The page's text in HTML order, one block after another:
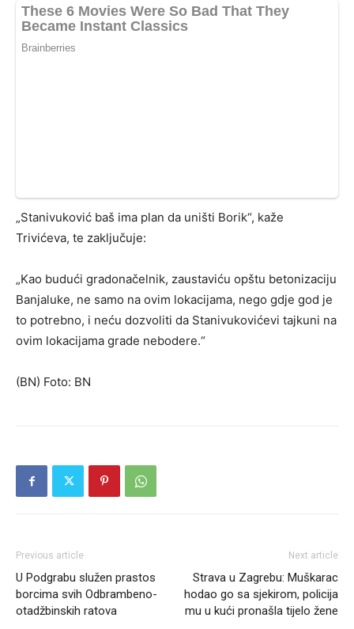
„Stanivuković baš ima plan da uništi Borik“, kaže
Trivićeva, te zaključuje:
„Kao budući gradonačelnik, zaustaviću opštu betonizaciju
Banjaluke, ne samo na ovim lokacijama, nego gdje god je
to potrebno, i neću dozvoliti da Stanivukovićevi tajkuni na
ovim lokacijama grade nebodere.“
(BN) Foto: BN
Previous article
U Podgrabu služen prastos
borcima svih Odbrambeno-
otadžbinskih ratova
Next article
Strava u Zagrebu: Muškarac
hodao go sa sjekirom, policija
mu u kući pronašla tijelo žene